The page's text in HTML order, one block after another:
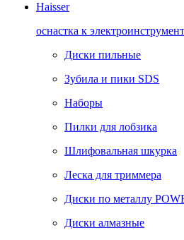
Haisser
оснастка к
Диски пильные
Зубила и пики SDS
Наборы
Пилки для лобзика
Шлифовальная шкурка
Леска для триммера
Диски по металлу
Диски алмазные